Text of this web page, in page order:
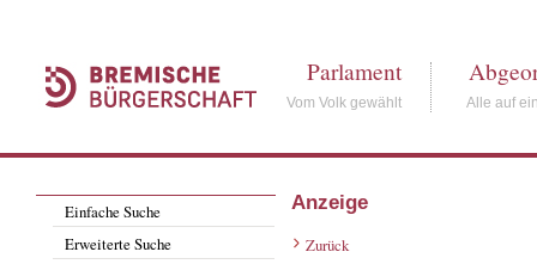
Parlament
Vom Volk gewählt Alle auf
Einfache Suche
Erweiterte Suche
Anzeige
Zurück